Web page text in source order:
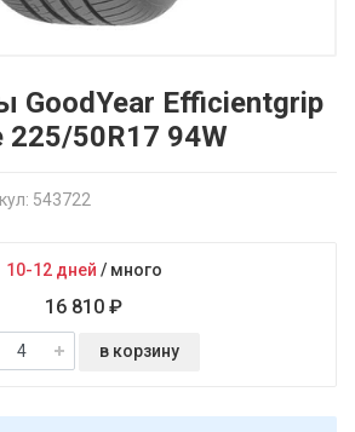
GoodYear Efficientgrip
225/50R17 94W
543722
10-12 дней / много
16 810 ₽
в корзину